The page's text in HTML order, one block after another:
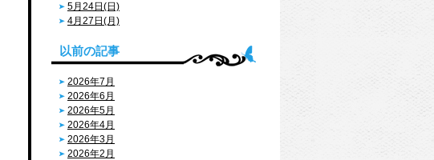
5月24日(日)
4月27日(月)
以前の記事
2026年7月
2026年6月
2026年5月
2026年4月
2026年3月
2026年2月